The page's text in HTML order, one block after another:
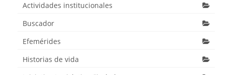
Actividades institucionales
Buscador
Efemérides
Historias de vida